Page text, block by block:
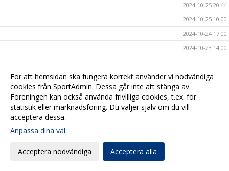
2024-10-25 20:44
2024-10-25 10:00
2024-10-24 17:00
2024-10-23 14:00
2024-10-20 17:09
2024-10-20 08:00
2024-10-17 17:00
För att hemsidan ska fungera korrekt använder vi nödvändiga
cookies från SportAdmin. Dessa går inte att stänga av.
Föreningen kan också använda frivilliga cookies, t.ex. för
statistik eller marknadsföring. Du väljer själv om du vill
acceptera dessa.
Anpassa dina val
Acceptera nödvändiga Acceptera alla